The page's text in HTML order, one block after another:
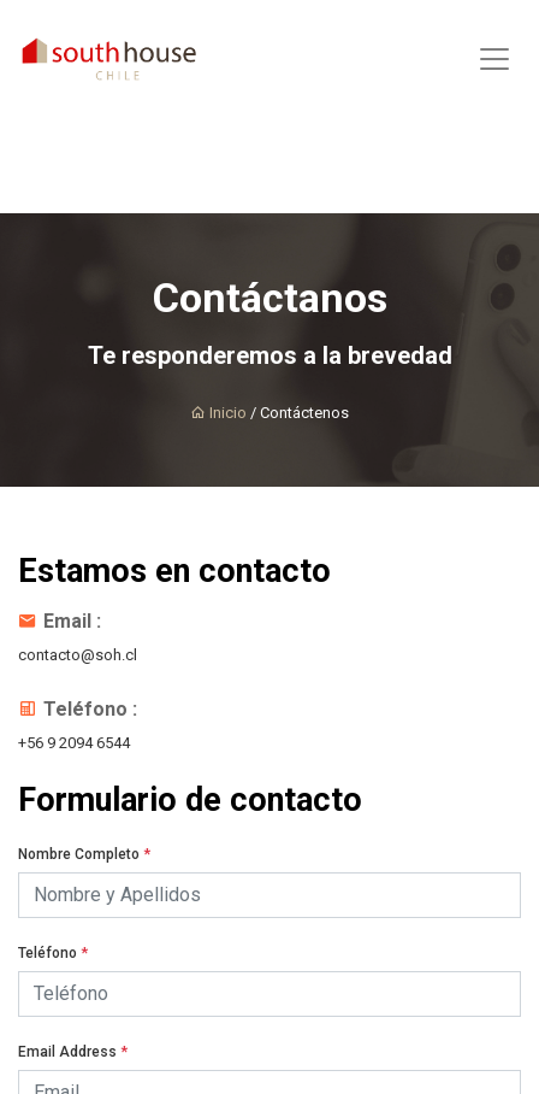
Contáctanos
Te responderemos a la brevedad
Inicio / Contáctenos
Estamos en contacto
Email :
contacto@soh.cl
Teléfono :
+56 9 2094 6544
Formulario de contacto
Nombre Completo *
Teléfono *
Email Address *